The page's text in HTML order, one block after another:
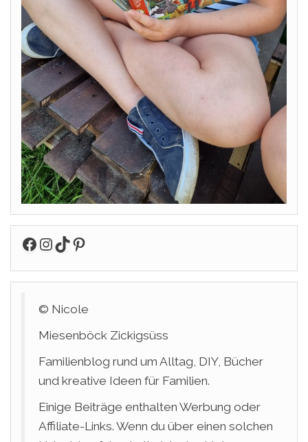
Facebook
Instagram
TikTok
Pinterest
© Nicole
Miesenböck Zickigsüss
Familienblog rund um Alltag, DIY, Bücher
und kreative Ideen für Familien.
Einige Beiträge enthalten Werbung oder
Affiliate-Links. Wenn du über einen solchen